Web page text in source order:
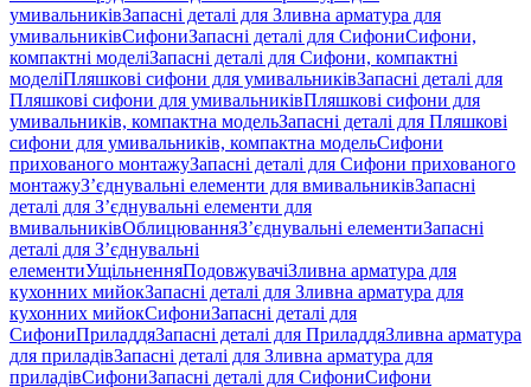
умивальниківЗапасні деталі для Зливна арматура для
умивальниківСифониЗапасні деталі для СифониСифони,
компактні моделіЗапасні деталі для Сифони, компактні
моделіПляшкові сифони для умивальниківЗапасні деталі для
Пляшкові сифони для умивальниківПляшкові сифони для
умивальників, компактна модельЗапасні деталі для Пляшкові
сифони для умивальників, компактна модельСифони
прихованого монтажуЗапасні деталі для Сифони прихованого
монтажуЗ’єднувальні елементи для вмивальниківЗапасні
деталі для З’єднувальні елементи для
вмивальниківОблицюванняЗ’єднувальні елементиЗапасні
деталі для З’єднувальні
елементиУщільненняПодовжувачіЗливна арматура для
кухонних мийокЗапасні деталі для Зливна арматура для
кухонних мийокСифониЗапасні деталі для
СифониПриладдяЗапасні деталі для ПриладдяЗливна арматура
для приладівЗапасні деталі для Зливна арматура для
приладівСифониЗапасні деталі для СифониСифони